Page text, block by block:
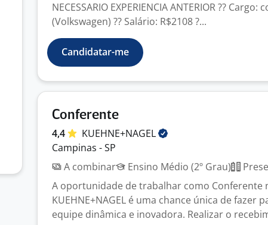
NECESSARIO EXPERIENCIA ANTERIOR ?? Cargo:
(Volkswagen) ?? Salário: R$2108 ?...
Candidatar-me
Conferente
4,4
KUEHNE+NAGEL
Campinas - SP
A combinar
Ensino Médio (2º Grau)
A oportunidade de trabalhar como Conferente
KUEHNE+NAGEL é uma chance única de fazer
equipe dinâmica e inovadora. Realizar o